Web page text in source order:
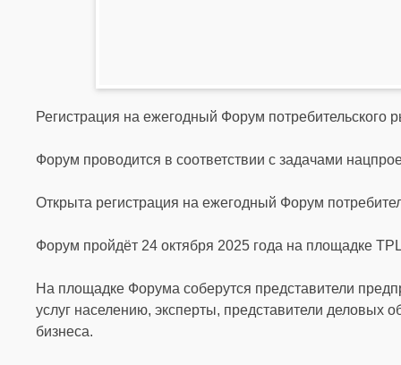
Регистрация на ежегодный Форум потребительского
Форум проводится в соответствии с задачами
Открыта регистрация на ежегодный Форум
Форум пройдёт 24 октября 2025 года на площадке
На площадке Форума соберутся представители
услуг населению, эксперты, представители деловых
бизнеса.